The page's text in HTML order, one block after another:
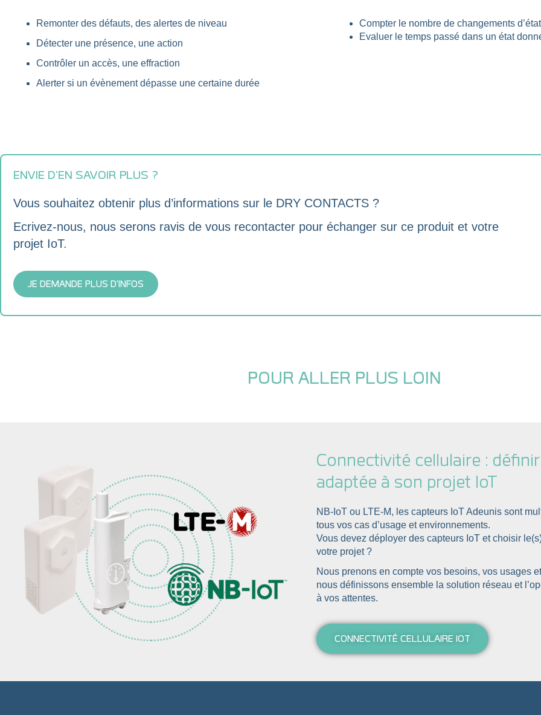
Remonter des défauts, des alertes de niveau
Détecter une présence, une action
Contrôler un accès, une effraction
Alerter si un évènement dépasse une certaine durée
Compter le nombre de changements
Evaluer le temps passé dans un état
ENVIE D'EN SAVOIR PLUS ?
Vous souhaitez obtenir plus d’informations sur le DRY CONTACTS ?
Ecrivez-nous, nous serons ravis de vous recontacter pour échanger sur ce produit et votre
projet IoT.
JE DEMANDE PLUS D'INFOS
POUR ALLER PLUS LOIN
Connectivité cellulaire :
adaptée à son projet IoT
NB-IoT ou LTE-M, les capteurs IoT Adeunis sont
tous vos cas d’usage et environnements.
Vous devez déployer des capteurs IoT et choisir
votre projet ?
Nous prenons en compte vos besoins, vos usages
nous définissons ensemble la solution réseau et
à vos attentes.
CONNECTIVITÉ CELLULAIRE IOT